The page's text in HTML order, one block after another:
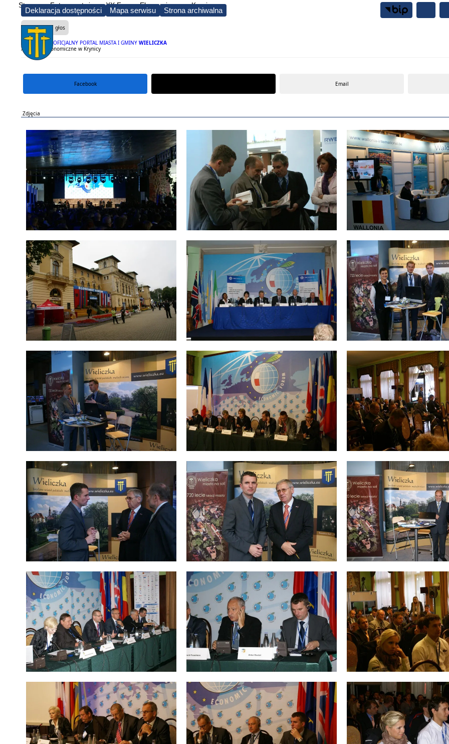
Deklaracja dostępności Mapa serwisu Strona archiwalna
OFICJALNY PORTAL MIASTA I GMINY WIELICZKA
Strona Fotoreportaże XX Forum Ekonomiczne w Krynicy
Czytaj na głos
XX Forum Ekonomiczne w Krynicy
Facebook Email
Zdjęcia